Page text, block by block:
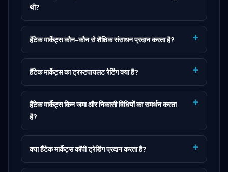
थी?
हैंटेक मार्केट्स कौन-कौन से शैक्षिक संसाधन प्रदान करता है?
हैंटेक मार्केट्स का ट्रस्टपायलट रेटिंग क्या है?
हैंटेक मार्केट्स किन जमा और निकासी विधियों का समर्थन करता
है?
क्या हैंटेक मार्केट्स कॉपी ट्रेडिंग प्रदान करता है?